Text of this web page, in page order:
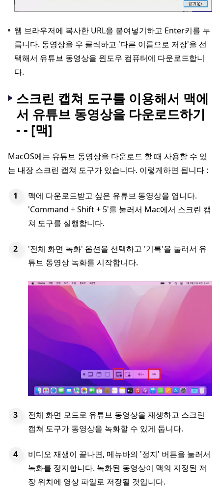
웹 브라우저에 복사한 URL을 붙여넣기하고 Enter키를 누
릅니다. 동영상을 우 클릭하고 '다른 이름으로 저장'을 선
택해서 유튜브 동영상을 윈도우 컴퓨터에 다운로드합니
다.
스크린 캡쳐 도구를 이용해서 맥에
서 유튜브 동영상을 다운로드하기
- - [맥]
MacOS에는 유튜브 동영상을 다운로드 할 때 사용할 수 있
는 내장 스크린 캡쳐 도구가 있습니다. 이렇게하면 됩니다 :
맥에 다운로드받고 싶은 유튜브 동영상을 엽니다.
'Command + Shift + 5'를 눌러서 Mac에서 스크린 캡
쳐 도구를 실행합니다.
'전체 화면 녹화' 옵션을 선택하고 '기록'을 눌러서 유
튜브 동영상 녹화를 시작합니다.
전체 화면 모드로 유튜브 동영상을 재생하고 스크린
캡쳐 도구가 동영상을 녹화할 수 있게 둡니다.
비디오 재생이 끝나면, 메뉴바의 '정지' 버튼을 눌러서
녹화를 정지합니다. 녹화된 동영상이 맥의 지정된 저
장 위치에 영상 파일로 저장될 것입니다.